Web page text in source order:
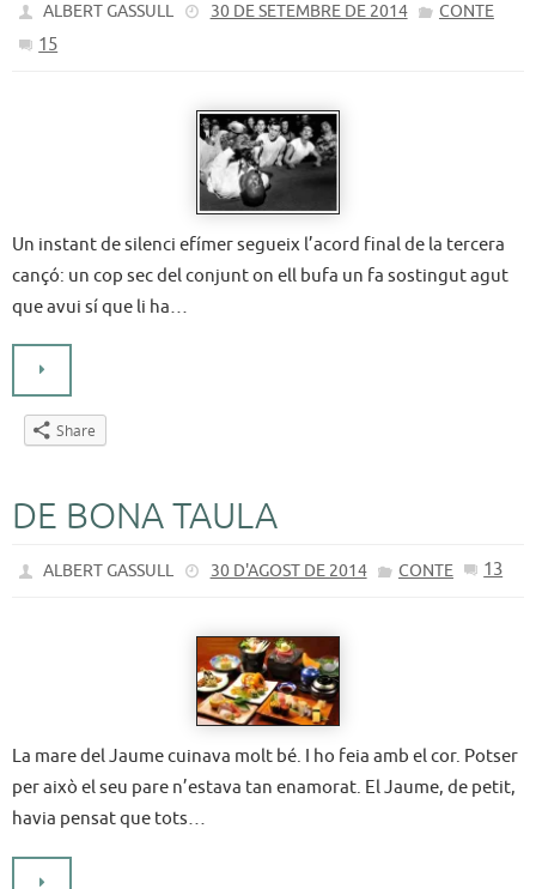
ALBERT GASSULL 30 DE SETEMBRE DE 2014 CONTE
15
Un instant de silenci efímer segueix l’acord final de la tercera
cançó: un cop sec del conjunt on ell bufa un fa sostingut agut
que avui sí que li ha…
Share
DE BONA TAULA
ALBERT GASSULL 30 D'AGOST DE 2014 CONTE 13
La mare del Jaume cuinava molt bé. I ho feia amb el cor. Potser
per això el seu pare n’estava tan enamorat. El Jaume, de petit,
havia pensat que tots…